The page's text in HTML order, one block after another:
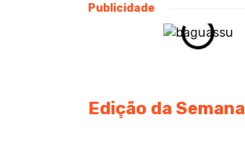
Publicidade
Edição da Semana